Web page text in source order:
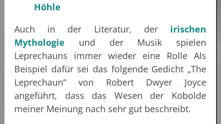
Höhle
Auch in der Literatur, der
irischen
Mythologie und der Musik spielen
Leprechauns immer wieder eine Rolle Als
Beispiel dafür sei das folgende Gedicht „The
Leprechaun“ von Robert Dwyer Joyce
angeführt, dass das Wesen der Kobolde
meiner Meinung nach sehr gut beschreibt.